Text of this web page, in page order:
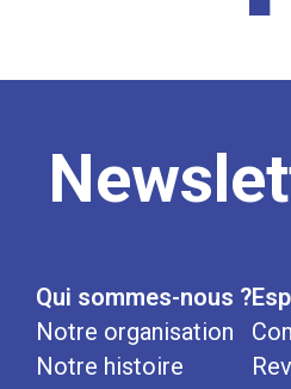
Qui sommes-nous ?
Notre organisation
Notre histoire